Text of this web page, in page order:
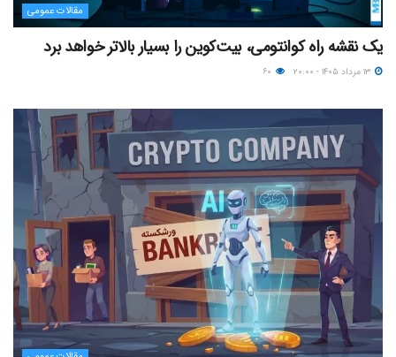
مقالات عمومی
یک نقشه راه کوانتومی، بیت‌کوین را بسیار بالاتر خواهد برد